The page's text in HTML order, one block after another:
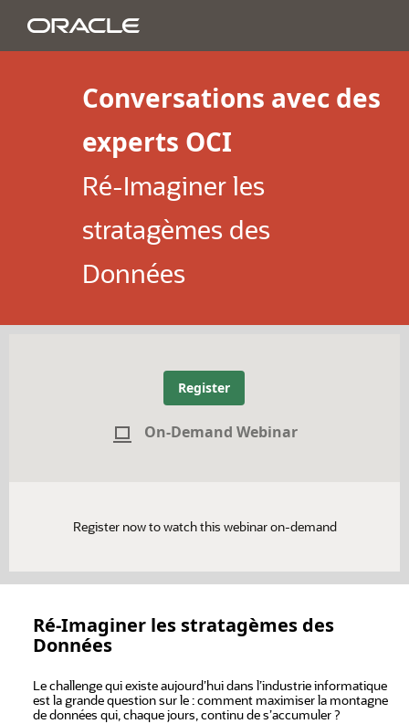
Conversations avec des
experts OCI
Ré-Imaginer les
stratagèmes des
Données
Register
On-Demand Webinar
Register now to watch this webinar on-demand
Ré-Imaginer les stratagèmes des
Données
Le challenge qui existe aujourd’hui dans l’industrie informatique
est la grande question sur le : comment maximiser la montagne
de données qui, chaque jours, continu de s’accumuler ?